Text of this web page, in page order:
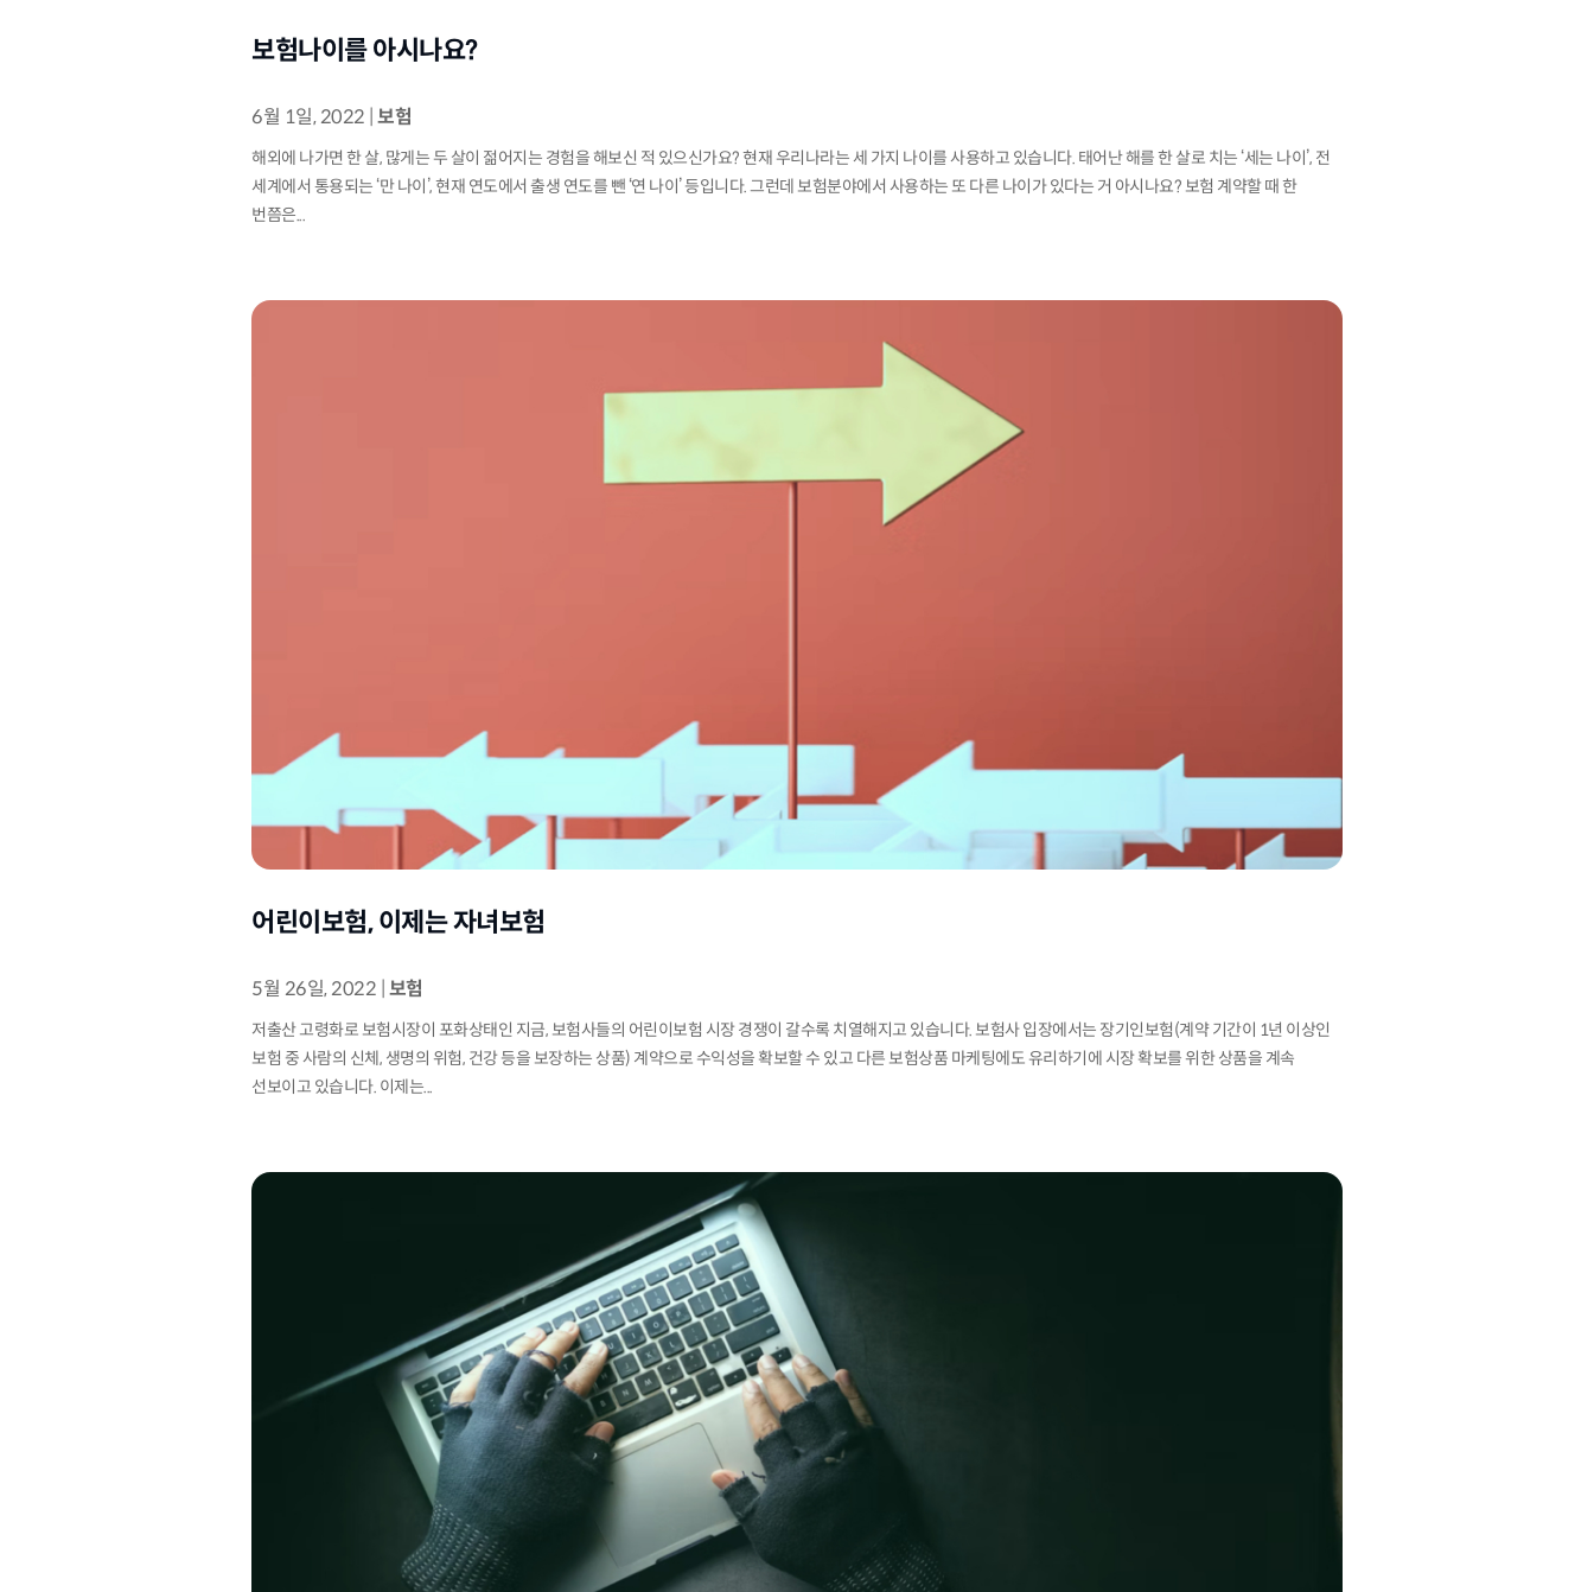
보험나이를 아시나요?
6월 1일, 2022 보험
해외에 나가면 한 살, 많게는 두 살이 젊어지는 경험을 해보신 적 있으신가요? 현재 우리나라는 세 가지 나이를 사용하고 있습니다. 태어난 해를 한 살로 치는 ‘세는 나이’, 전
세계에서 통용되는 ‘만 나이’, 현재 연도에서 출생 연도를 뺀 ‘연 나이’ 등입니다. 그런데 보험분야에서 사용하는 또 다른 나이가 있다는 거 아시나요? 보험 계약할 때 한
번쯤은...
어린이보험, 이제는 자녀보험
5월 26일, 2022 보험
저출산 고령화로 보험시장이 포화상태인 지금, 보험사들의 어린이보험 시장 경쟁이 갈수록 치열해지고 있습니다. 보험사 입장에서는 장기인보험(계약 기간이 1년 이상인
보험 중 사람의 신체, 생명의 위험, 건강 등을 보장하는 상품) 계약으로 수익성을 확보할 수 있고 다른 보험상품 마케팅에도 유리하기에 시장 확보를 위한 상품을 계속
선보이고 있습니다. 이제는...